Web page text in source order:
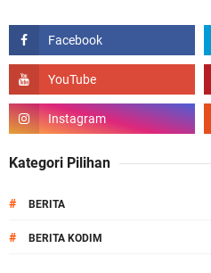
Kategori Pilihan
# BERITA
# BERITA KODIM